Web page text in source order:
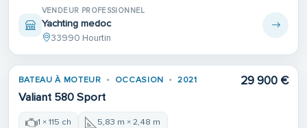
VENDEUR PROFESSIONNEL
Yachting medoc
33990 Hourtin
BATEAU À MOTEUR OCCASION 2021
Valiant 580 Sport
29 900 €
1 × 115 ch 5,83 m × 2,48 m